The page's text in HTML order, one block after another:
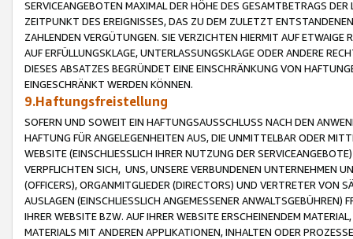
SERVICEANGEBOTEN MAXIMAL DER HÖHE DES GESAMTBETRAGS
ZEITPUNKT DES EREIGNISSES, DAS ZU DEM ZULETZT
ZAHLENDEN VERGÜTUNGEN. SIE VERZICHTEN HIERMIT AUF
AUF ERFÜLLUNGSKLAGE, UNTERLASSUNGSKLAGE ODER ANDERE
DIESES ABSATZES BEGRÜNDET EINE EINSCHRÄNKUNG VON
EINGESCHRÄNKT WERDEN KÖNNEN.
9.Haftungsfreistellung
SOFERN UND SOWEIT EIN HAFTUNGSAUSSCHLUSS NACH DEN
HAFTUNG FÜR ANGELEGENHEITEN AUS, DIE UNMITTELBAR ODER
WEBSITE (EINSCHLIESSLICH IHRER NUTZUNG DER
VERPFLICHTEN SICH, UNS, UNSERE VERBUNDENEN UNTERNEHMEN
(OFFICERS), ORGANMITGLIEDER (DIRECTORS) UND VERTRETER VON
AUSLAGEN (EINSCHLIESSLICH ANGEMESSENER
IHRER WEBSITE BZW. AUF IHRER WEBSITE ERSCHEINENDEM
MATERIALS MIT ANDEREN APPLIKATIONEN, INHALTEN ODER